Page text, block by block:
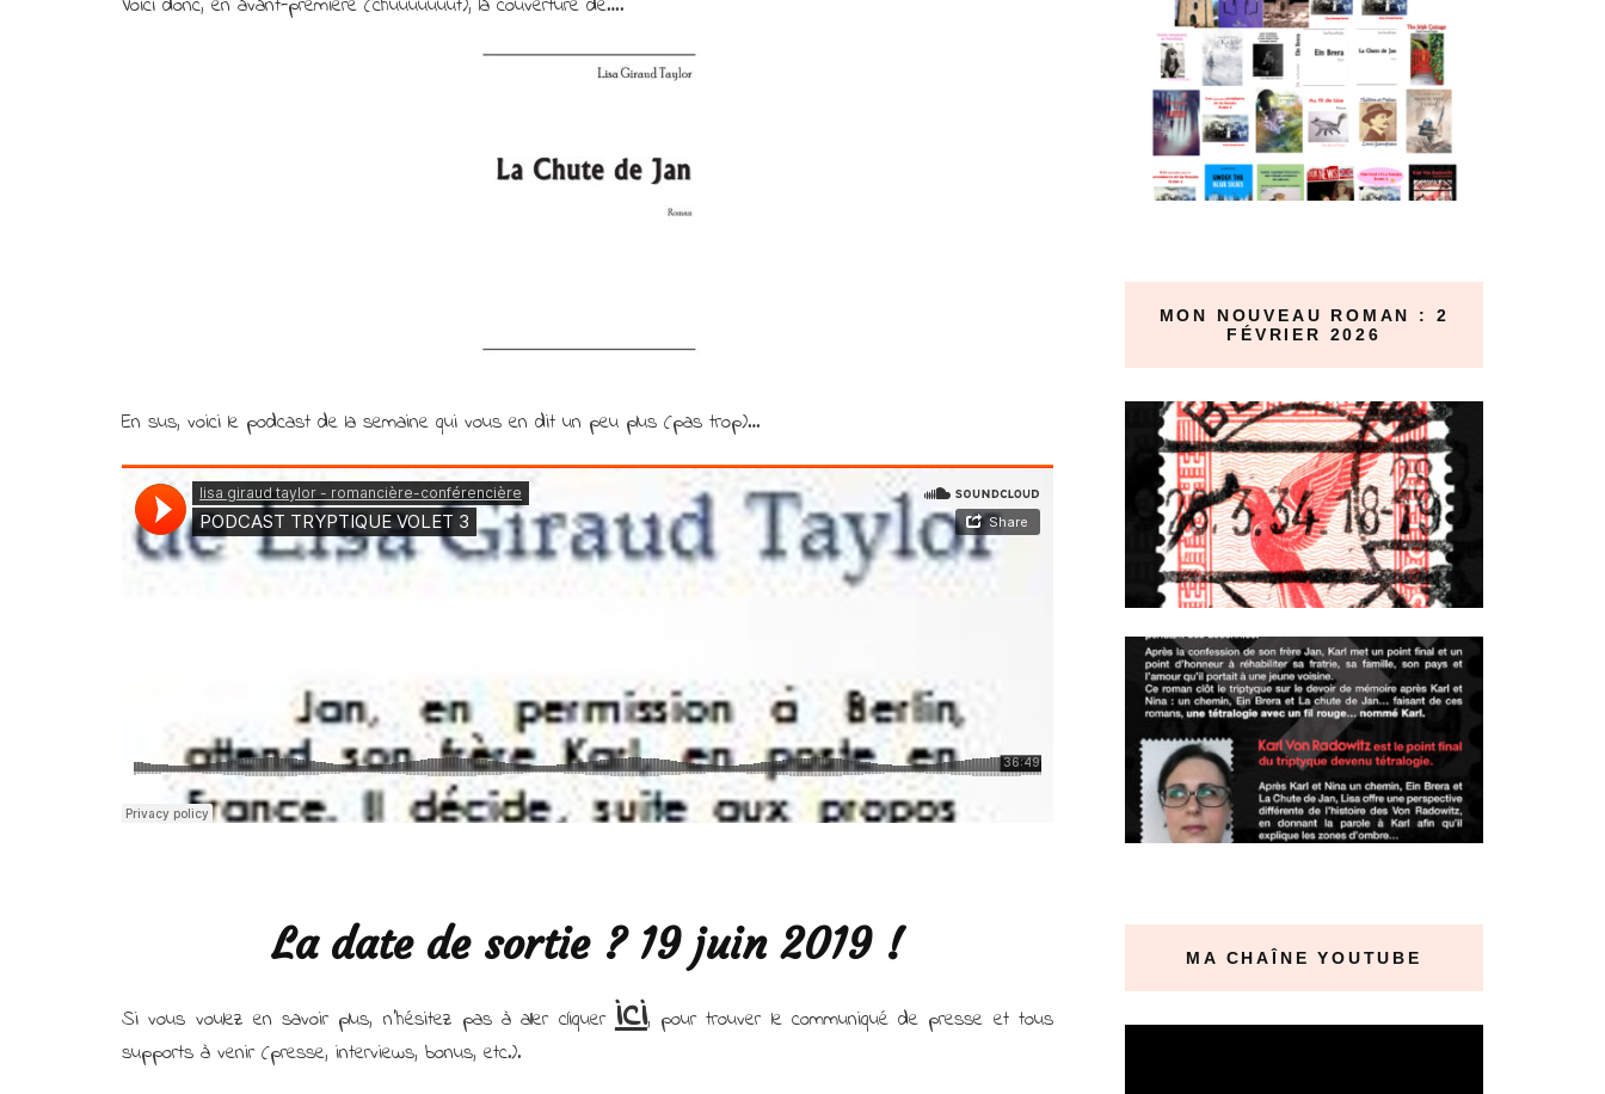
En sus, voici le podcast de la semaine qui vous en dit un peu plus (pas trop)…
La date de sortie ? 19 juin 2019 !
Si vous voulez en savoir plus, n’hésitez pas à aller cliquer ici, pour trouver le communiqué de presse et tous
supports à venir (presse, interviews, bonus, etc.).
MON NOUVEAU ROMAN : 2
FÉVRIER 2026
MA CHAÎNE YOUTUBE